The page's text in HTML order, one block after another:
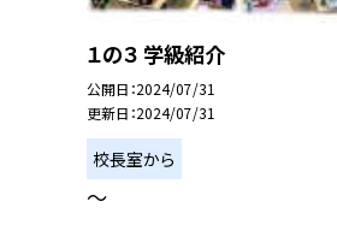
１の３ 学級紹介
公開日 2024/07/31
更新日 2024/07/31
校長室から
〜